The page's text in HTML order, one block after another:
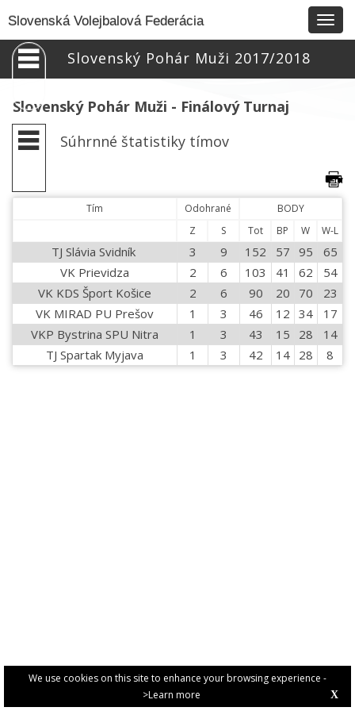
We use cookies on this site to enhance your browsing experience -
>Learn more
X
Slovenská Volejbalová Federácia
Slovenský Pohár Muži 2017/2018
Slovenský Pohár Muži - Finálový Turnaj
Súhrnné štatistiky tímov
Tím Odohrané
BODY
Z
S Tot BP W W-L
TJ Slávia Svidník 3 9 152 57 95
65
VK Prievidza
2 6 103 41 62
54
VK KDS Šport Košice
2 6 90 20 70
23
VK MIRAD PU Prešov
1 3 46 12 34
17
VKP Bystrina SPU Nitra
1 3 43 15 28
14
TJ Spartak Myjava
1 3 42 14 28 8